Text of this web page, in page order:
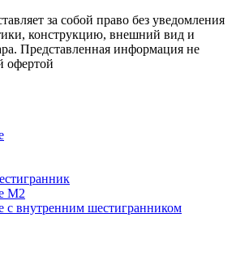
за собой право без уведомления
конструкцию, внешний вид и
Представленная информация не
офертой
М2
с внутренним шестигранником